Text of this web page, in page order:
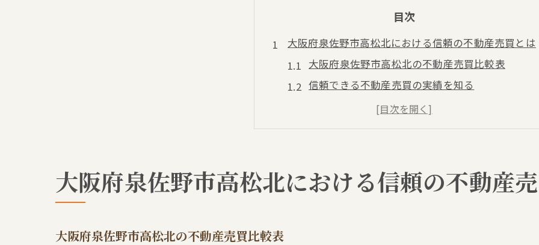
目次
大阪府泉佐野市高松北における信頼の不動産売買とは
大阪府泉佐野市高松北の不動産売買比較表
信頼できる不動産売買の実績を知る
不動産売買を成功に導く地域密着の強み
不動産売買の安心ポイントを押さえよう
安心の取引を実現するための不動産仲介選び
不動産仲介業者選び比較表で安心取引
大阪府泉佐野市高松北における信頼の不動産
大阪府泉佐野市高松北の不動産売買比較表